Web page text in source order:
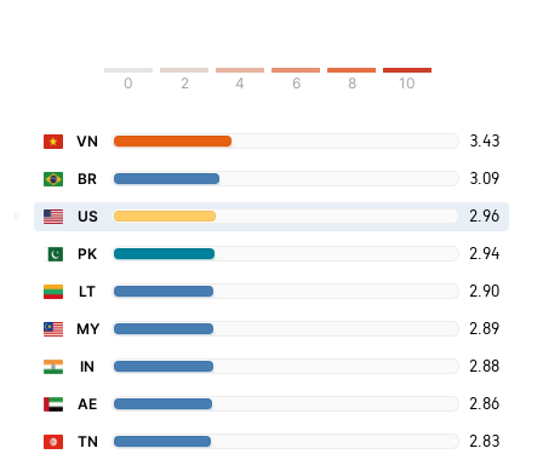
0 2 4 6 8 10
VN 3.43
BR 3.09
US 2.96
PK 2.94
LT 2.90
MY 2.89
IN 2.88
AE 2.86
TN 2.83